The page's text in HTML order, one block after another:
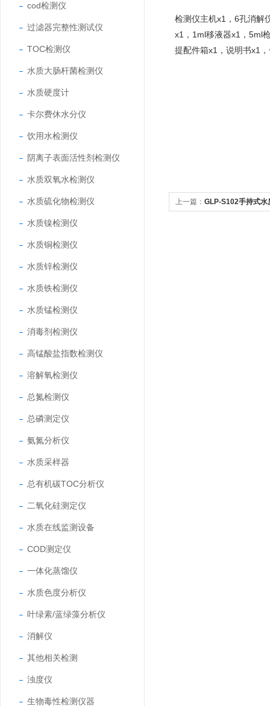
cod检测仪
过滤器完整性测试仪
TOC检测仪
水质大肠杆菌检测仪
水质硬度计
卡尔费休水分仪
饮用水检测仪
阴离子表面活性剂检测仪
水质双氧水检测仪
水质硫化物检测仪
水质镍检测仪
水质铜检测仪
水质锌检测仪
水质铁检测仪
水质锰检测仪
消毒剂检测仪
高锰酸盐指数检测仪
溶解氧检测仪
总氮检测仪
总磷测定仪
氨氮分析仪
水质采样器
总有机碳TOC分析仪
二氧化硅测定仪
水质在线监测设备
COD测定仪
一体化蒸馏仪
水质色度分析仪
叶绿素/蓝绿藻分析仪
消解仪
其他相关检测
浊度仪
生物毒性检测仪器
检测仪主机x1，6孔消解
x1，1ml移液器x1，5ml
提配件箱x1，说明书x1
上一篇： GLP-S102手持式